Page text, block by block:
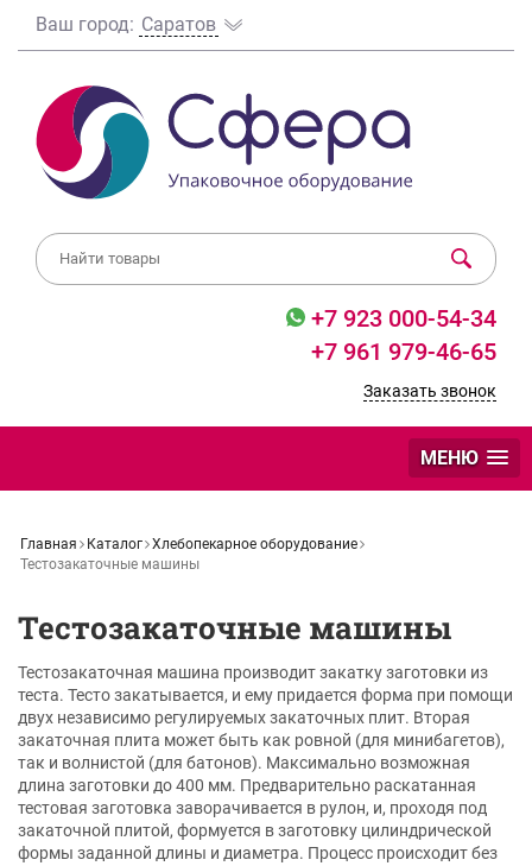
Ваш город: Саратов
+7 923 000-54-34
+7 961 979-46-65
Заказать звонок
МЕНЮ
Главная Каталог Хлебопекарное оборудование
Тестозакаточные машины
Тестозакаточные машины
Тестозакаточная машина производит закатку заготовки из
теста. Тесто закатывается, и ему придается форма при помощи
двух независимо регулируемых закаточных плит. Вторая
закаточная плита может быть как ровной (для минибагетов),
так и волнистой (для батонов). Максимально возможная
длина заготовки до 400 мм. Предварительно раскатанная
тестовая заготовка заворачивается в рулон, и, проходя под
закаточной плитой, формуется в заготовку цилиндрической
формы заданной длины и диаметра. Процесс происходит без